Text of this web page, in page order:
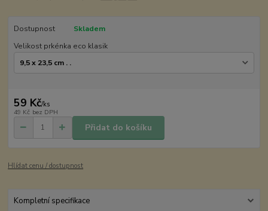
Dostupnost
Skladem
Velikost prkénka eco klasik
59 Kč/ks
49 Kč bez DPH
Přidat do košíku
Hlídat cenu / dostupnost
Kompletní specifikace